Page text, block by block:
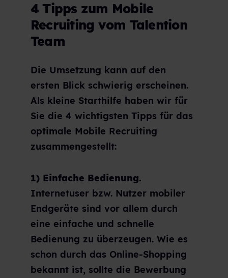
4 Tipps zum Mobile
Recruiting vom Talention
Team
Die Umsetzung kann auf den
ersten Blick schwierig erscheinen.
Als kleine Starthilfe haben wir für
Sie die 4 wichtigsten Tipps für das
optimale Mobile Recruiting
zusammengestellt:
1) Einfache Bedienung.
Internetuser bzw. Nutzer mobiler
Endgeräte sind vor allem durch
eine einfache und schnelle
Bedienung zu überzeugen. Wie es
schon durch das Online-Shopping
bekannt ist, sollte die Bewerbung